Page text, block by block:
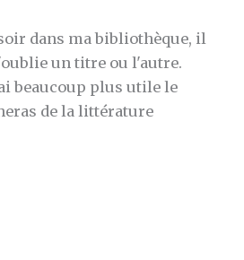
dans ma bibliothèque, il
un titre ou l'autre.
beaucoup plus utile le
de la littérature